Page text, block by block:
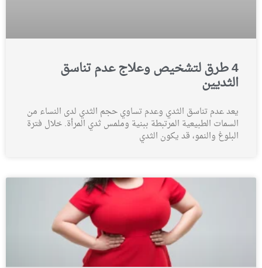
4 طرق لتشخيص وعلاج عدم تناسق
الثديين
يعد عدم تناسق الثدي وعدم تساوي حجم الثدي لدى النساء من
السمات الطبيعية المرتبطة ببنية وملمس ثدي المرأة. خلال فترة
البلوغ والنمو، قد يكون الثدي